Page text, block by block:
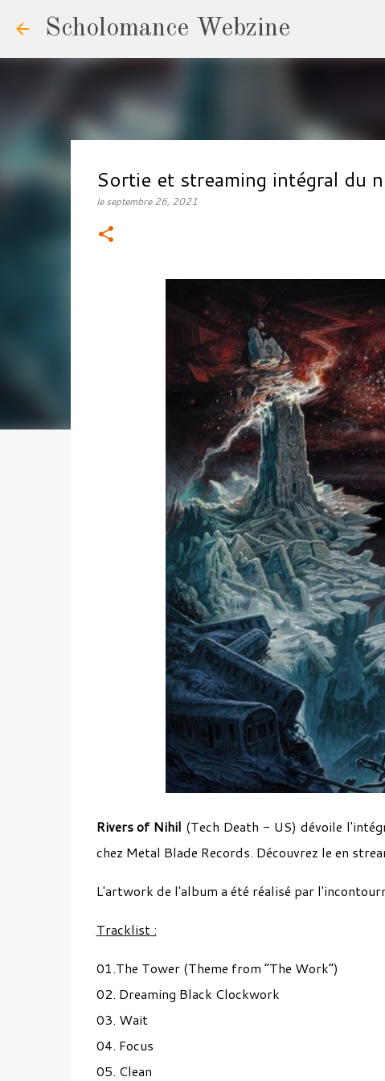
Scholomance Webzine
Sortie et streaming intégral du
leseptembre 26, 2021
Rivers of Nihil (Tech Death - US) dévoile
chez Metal Blade Records. Découvrez le en
L'artwork de l'album a été réalisé par
Tracklist :
01.The Tower (Theme from “The Work”)
02. Dreaming Black Clockwork
03. Wait
04. Focus
05. Clean